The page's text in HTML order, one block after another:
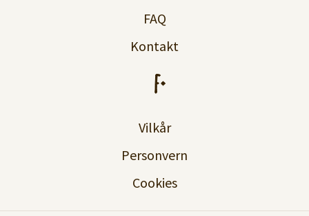
FAQ
Kontakt
Vilkår
Personvern
Cookies